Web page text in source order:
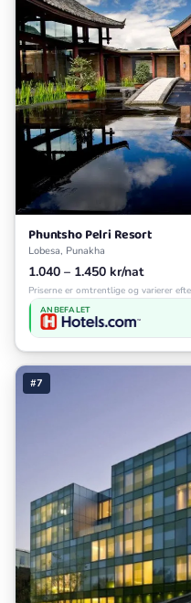
Phuntsho Pelri Resort
Lobesa, Punakha
1.040 – 1.450 kr/nat
Priserne er omtrentlige og varierer
ANBEFALET
#7